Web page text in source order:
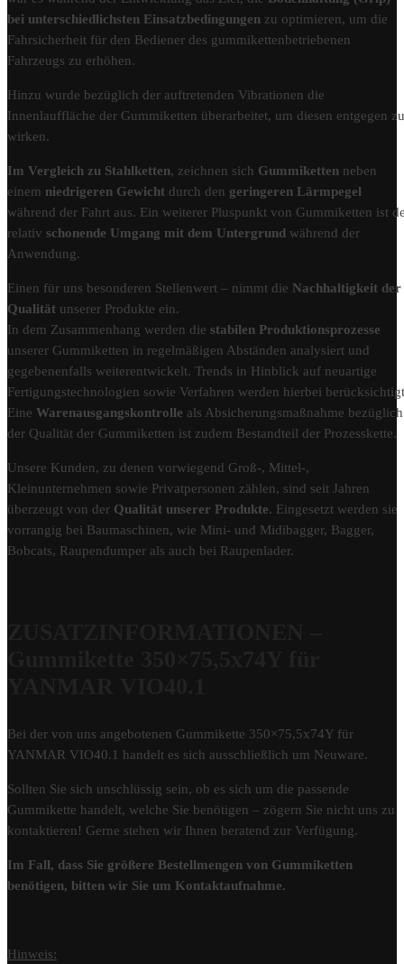
bei unterschiedlichsten Einsatzbedingungen zu optimieren, um die
Fahrsicherheit für den Bediener des gummikettenbetriebenen
Fahrzeugs zu erhöhen.
Hinzu wurde bezüglich der auftretenden Vibrationen die
Innenlauffläche der Gummiketten überarbeitet, um diesen entgegen zu
wirken.
Im Vergleich zu Stahlketten, zeichnen sich Gummiketten neben
einem niedrigeren Gewicht durch den geringeren Lärmpegel
während der Fahrt aus. Ein weiterer Pluspunkt von Gummiketten ist
relativ schonende Umgang mit dem Untergrund während der
Anwendung.
Einen für uns besonderen Stellenwert – nimmt die Nachhaltigkeit der
Qualität unserer Produkte ein.
In dem Zusammenhang werden die stabilen Produktionsprozesse
unserer Gummiketten in regelmäßigen Abständen analysiert und
gegebenenfalls weiterentwickelt. Trends in Hinblick auf neuartige
Fertigungstechnologien sowie Verfahren werden hierbei
Eine Warenausgangskontrolle als Absicherungsmaßnahme bezüglich
der Qualität der Gummiketten ist zudem Bestandteil der Prozesskette.
Unsere Kunden, zu denen vorwiegend Groß-, Mittel-,
Kleinunternehmen sowie Privatpersonen zählen, sind seit Jahren
überzeugt von der Qualität unserer Produkte. Eingesetzt werden sie
vorrangig bei Baumaschinen, wie Mini- und Midibagger, Bagger,
Bobcats, Raupendumper als auch bei Raupenlader.
Bei der von uns angebotenen Gummikette 350×75,5x74Y für
YANMAR VIO40.1 handelt es sich ausschließlich um Neuware.
Sollten Sie sich unschlüssig sein, ob es sich um die passende
Gummikette handelt, welche Sie benötigen – zögern Sie nicht uns zu
kontaktieren! Gerne stehen wir Ihnen beratend zur Verfügung.
Im Fall, dass Sie größere Bestellmengen von Gummiketten
benötigen, bitten wir Sie um Kontaktaufnahme.
Hinweis: